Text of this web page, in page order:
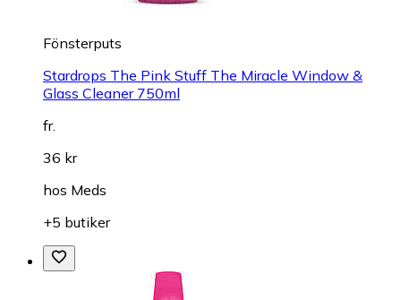
Fönsterputs
Stardrops The Pink Stuff The Miracle Window &
Glass Cleaner 750ml
fr.
36 kr
hos Meds
+5 butiker